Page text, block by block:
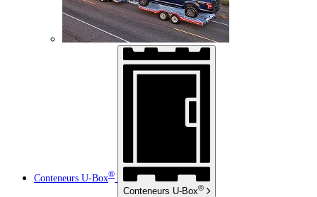
Conteneurs U-Box®
Conteneurs U-Box®